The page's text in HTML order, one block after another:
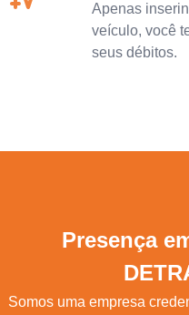
Apenas
veículo, você
seus débitos.
Presença
Somos uma empresa